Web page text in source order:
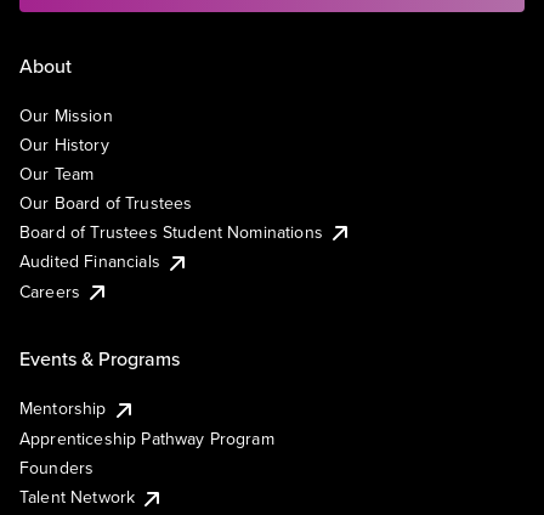
About
Our Mission
Our History
Our Team
Our Board of Trustees
Board of Trustees Student Nominations
Audited Financials
Careers
Events & Programs
Mentorship
Apprenticeship Pathway Program
Founders
Talent Network